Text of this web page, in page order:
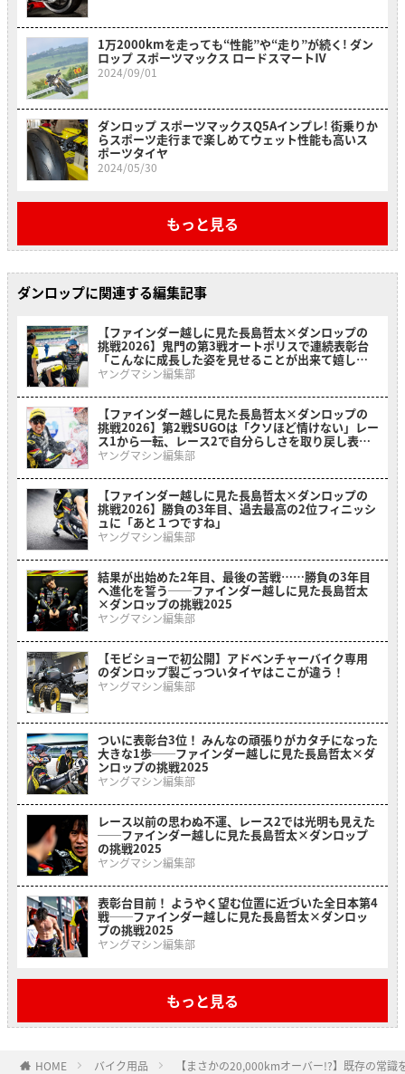
1万2000kmを走っても“性能”や“走り”が続く! ダン
ロップ スポーツマックス ロードスマートⅣ
2024/09/01
ダンロップ スポーツマックスQ5Aインプレ! 街乗りか
らスポーツ走行まで楽しめてウェット性能も高いス
ポーツタイヤ
2024/05/30
もっと見る
ダンロップに関連する編集記事
【ファインダー越しに見た長島哲太×ダンロップの
挑戦2026】鬼門の第3戦オートポリスで連続表彰台
「こんなに成長した姿を見せることが出来て嬉し
い」
ヤングマシン編集部
【ファインダー越しに見た長島哲太×ダンロップの
挑戦2026】第2戦SUGOは「クソほど情けない」レー
ス1から一転、レース2で自分らしさを取り戻し表彰
台に
ヤングマシン編集部
【ファインダー越しに見た長島哲太×ダンロップの
挑戦2026】勝負の3年目、過去最高の2位フィニッシ
ュに「あと１つですね」
ヤングマシン編集部
結果が出始めた2年目、最後の苦戦……勝負の3年目
へ進化を誓う──ファインダー越しに見た長島哲太
×ダンロップの挑戦2025
ヤングマシン編集部
【モビショーで初公開】アドベンチャーバイク専用
のダンロップ製ごっついタイヤはここが違う！
ヤングマシン編集部
ついに表彰台3位！ みんなの頑張りがカタチになった
大きな1歩──ファインダー越しに見た長島哲太×ダ
ンロップの挑戦2025
ヤングマシン編集部
レース以前の思わぬ不運、レース2では光明も見えた
──ファインダー越しに見た長島哲太×ダンロップ
の挑戦2025
ヤングマシン編集部
表彰台目前！ ようやく望む位置に近づいた全日本第4
戦──ファインダー越しに見た長島哲太×ダンロッ
プの挑戦2025
ヤングマシン編集部
もっと見る
HOME バイク用品 【まさかの20,000kmオーバー!?】既存の常